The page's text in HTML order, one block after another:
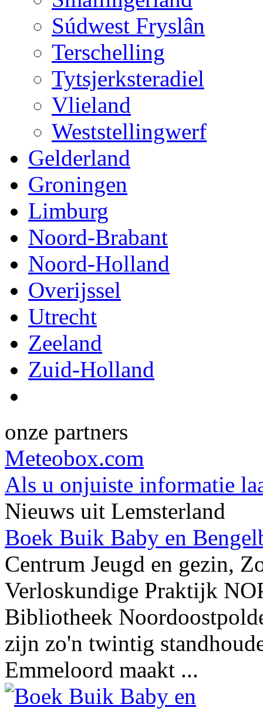
Súdwest Fryslân
Terschelling
Tytsjerksteradiel
Vlieland
Weststellingwerf
Gelderland
Groningen
Limburg
Noord-Brabant
Noord-Holland
Overijssel
Utrecht
Zeeland
Zuid-Holland
onze partners
Meteobox.com
Als u onjuiste informatie
Nieuws uit Lemsterland
Boek Buik Baby en
Centrum Jeugd en gezin,
Verloskundige Praktijk
Bibliotheek
zijn zo'n twintig
Emmeloord maakt ...